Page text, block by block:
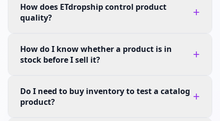
How does ETdropship control product
quality?
+
How do I know whether a product is in
stock before I sell it?
+
Do I need to buy inventory to test a catalog
product?
+